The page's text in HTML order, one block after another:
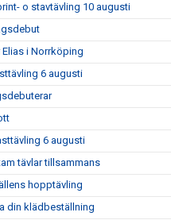
o stavtävling 10 augusti
i Norrköping
6 augusti
6 augusti
tävlar tillsammans
hopptävling
din klädbeställning